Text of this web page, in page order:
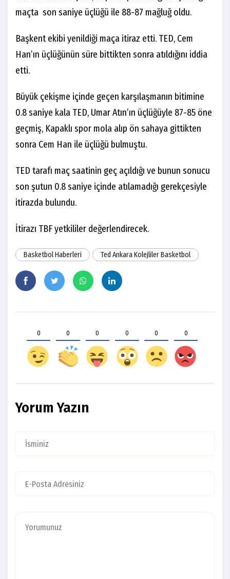
maçta son saniye üçlüğü ile 88-87 mağluğ oldu.
Başkent ekibi yenildiği maça itiraz etti. TED, Cem
Han’ın üçlüğünün süre bittikten sonra atıldığını iddia
etti.
Büyük çekişme içinde geçen karşılaşmanın bitimine
0.8 saniye kala TED, Umar Atın’ın üçlüğüyle 87-85 öne
geçmiş, Kapaklı spor mola alıp ön sahaya gittikten
sonra Cem Han ile üçlüğü bulmuştu.
TED tarafı maç saatinin geç açıldığı ve bunun sonucu
son şutun 0.8 saniye içinde atılamadığı gerekçesiyle
itirazda bulundu.
İtirazı TBF yetkililer değerlendirecek.
Basketbol Haberleri Ted Ankara Kolejliler Basketbol
0 0 0 0 0 0
Yorum Yazın